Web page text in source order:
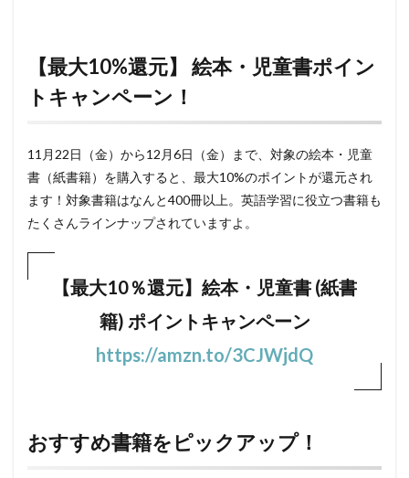
【最大10%還元】 絵本・児童書ポイン
トキャンペーン！
11月22日（金）から12月6日（金）まで、対象の絵本・児童
書（紙書籍）を購入すると、最大10%のポイントが還元され
ます！対象書籍はなんと400冊以上。英語学習に役立つ書籍も
たくさんラインナップされていますよ。
【最大10％還元】絵本・児童書 (紙書
籍) ポイントキャンペーン
https://amzn.to/3CJWjdQ
おすすめ書籍をピックアップ！